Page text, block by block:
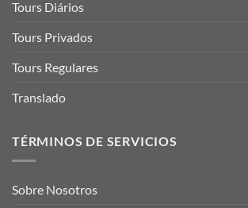
Tours Diários
Tours Privados
Tours Regulares
Translado
TÉRMINOS DE SERVICIOS
Sobre Nosotros